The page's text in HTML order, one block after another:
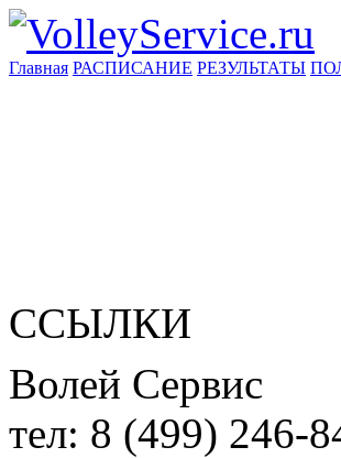
Главная РАСПИСАНИЕ РЕЗУЛЬТАТЫ
ССЫЛКИ
Волей Сервис
тел: 8 (499) 246-